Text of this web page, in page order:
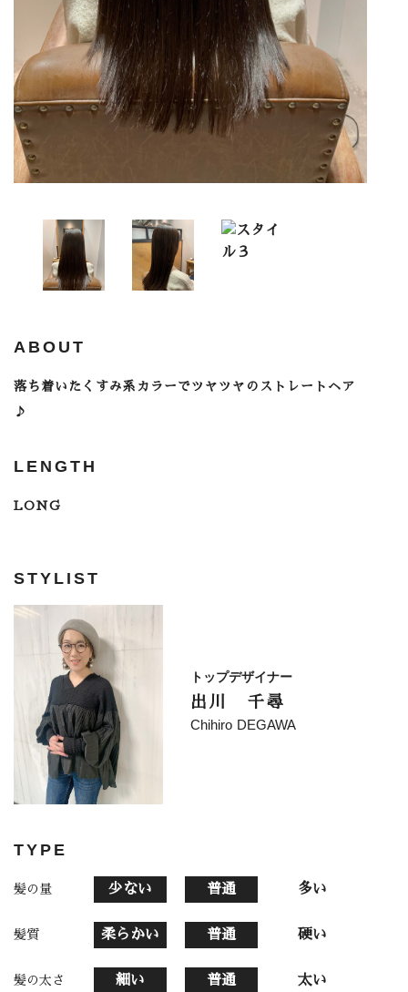
ABOUT
落ち着いたくすみ系カラーでツヤツヤのストレートヘア
♪
LENGTH
LONG
STYLIST
トップデザイナー
出川 千尋
Chihiro DEGAWA
TYPE
髪の量 少ない 普通 多い
髪質 柔らかい 普通 硬い
髪の太さ 細い 普通 太い